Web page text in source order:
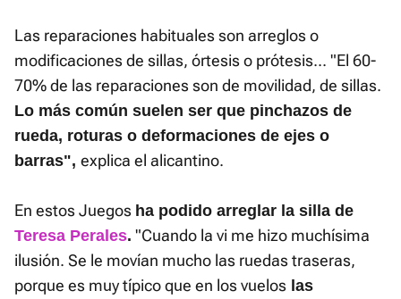
Las reparaciones habituales son arreglos o
modificaciones de sillas, órtesis o prótesis... "El 60-
70% de las reparaciones son de movilidad, de sillas.
Lo más común suelen ser que pinchazos de
rueda, roturas o deformaciones de ejes o
barras", explica el alicantino.
En estos Juegos ha podido arreglar la silla de
Teresa Perales. "Cuando la vi me hizo muchísima
ilusión. Se le movían mucho las ruedas traseras,
porque es muy típico que en los vuelos las